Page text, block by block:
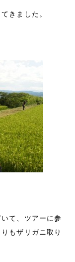
きました。
て、ツアーに参
もザリガニ取り